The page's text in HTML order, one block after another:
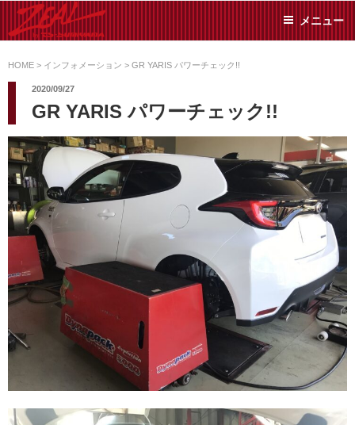
ン
ツ
ス
キ
ッ
プ
SUMIYAMA
た日常メンテから各種チ
ューニングまで、車に関
リーでお任せください!
メニュー
HOME > インフォメーション > GR YARIS パワーチェック!!
2020/09/27
GR YARIS パワーチェック!!